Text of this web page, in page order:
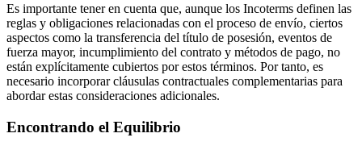
Es importante tener en cuenta que, aunque los Incoterms definen las
reglas y obligaciones relacionadas con el proceso de envío, ciertos
aspectos como la transferencia del título de posesión, eventos de
fuerza mayor, incumplimiento del contrato y métodos de pago, no
están explícitamente cubiertos por estos términos. Por tanto, es
necesario incorporar cláusulas contractuales complementarias para
abordar estas consideraciones adicionales.
Encontrando el Equilibrio